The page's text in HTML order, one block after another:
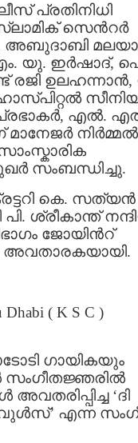
പ്രതിനിധി
സെന്‍റർ
അബുദാബി
യു. ഇർഷാദ്,
എല്‍.
മാനേജര്‍ നിര്‍മ്മല്‍
സംബന്ധിച്ചു.
കെ. സത്യൻ
ശ്രീകാന്ത്
ജോയിന്‍റ്
അവതാരകയായി.
Dhabi ( K S C )
ഗായികയും
‘ദി
എന്ന